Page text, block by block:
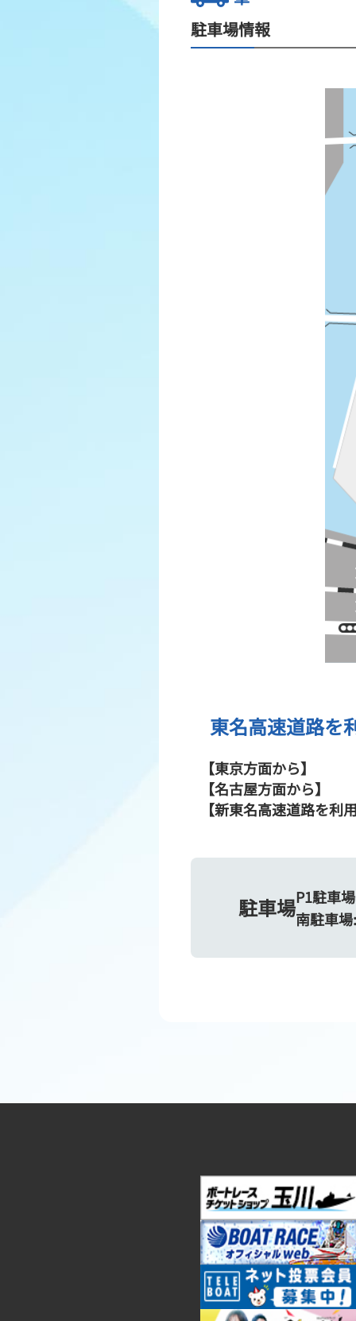
駐車場情報
東名高速道路を
【東京方面から】
【名古屋方面から】
【新東名高速道路を利
駐車場P1駐車
南駐車